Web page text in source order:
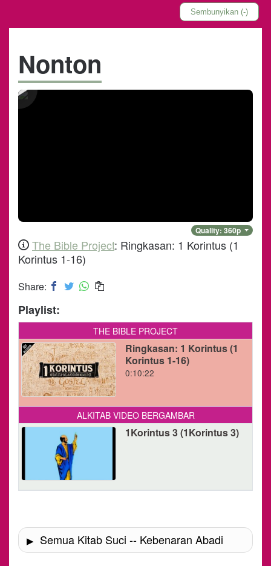
3:23 Dan, kamu adalah milik Kristus, dan Kristus
Sembunyikan (-)
Nonton
Quality: 360p
The Bible Project: Ringkasan: 1 Korintus (1
Korintus 1-16)
Share:
Playlist:
THE BIBLE PROJECT
Ringkasan: 1 Korintus (1
Korintus 1-16)
0:10:22
ALKITAB VIDEO BERGAMBAR
1Korintus 3 (1Korintus 3)
Semua Kitab Suci -- Kebenaran Abadi